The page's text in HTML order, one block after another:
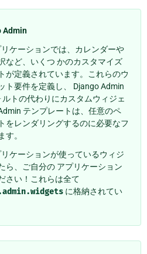
Admin
ケーションでは、カレンダーや
など、いくつ かのカスタマイズ
が定義されています。これらのウ
ト要件を定義し、 Django Admin
トの代わりにカスタムウィジェ
テンプレートは、任意のペ
をレンダリングするのに必要なフ
す。
ケーションが使っているウィジ
ら、ご自分の アプリケーション
さい！これらは全て
に格納されてい